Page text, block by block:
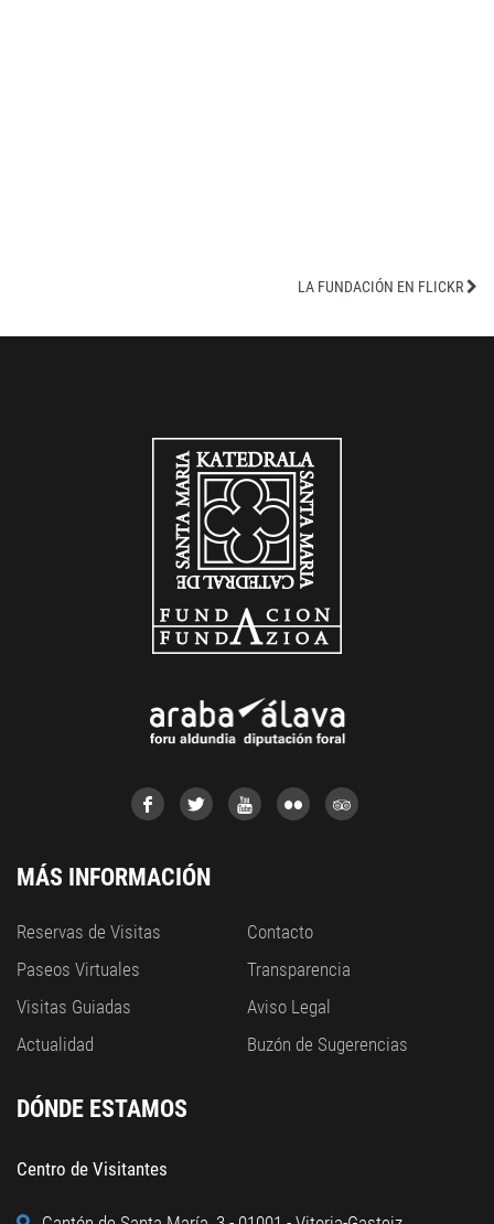
LA FUNDACIÓN EN FLICKR
MÁS INFORMACIÓN
Reservas de Visitas
Paseos Virtuales
Visitas Guiadas
Actualidad
Contacto
Transparencia
Aviso Legal
Buzón de Sugerencias
DÓNDE ESTAMOS
Centro de Visitantes